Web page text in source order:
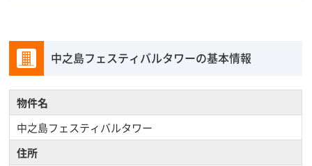
中之島フェスティバルタワーの基本情報
物件名
中之島フェスティバルタワー
住所